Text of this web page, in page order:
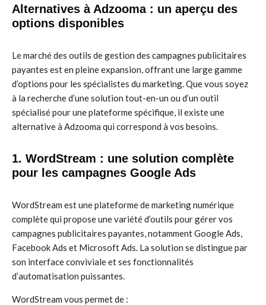
Alternatives à Adzooma : un aperçu des
options disponibles
Le marché des outils de gestion des campagnes publicitaires
payantes est en pleine expansion, offrant une large gamme
d’options pour les spécialistes du marketing. Que vous soyez
à la recherche d’une solution tout-en-un ou d’un outil
spécialisé pour une plateforme spécifique, il existe une
alternative à Adzooma qui correspond à vos besoins.
1. WordStream : une solution complète
pour les campagnes Google Ads
WordStream est une plateforme de marketing numérique
complète qui propose une variété d’outils pour gérer vos
campagnes publicitaires payantes, notamment Google Ads,
Facebook Ads et Microsoft Ads. La solution se distingue par
son interface conviviale et ses fonctionnalités
d’automatisation puissantes.
WordStream vous permet de :